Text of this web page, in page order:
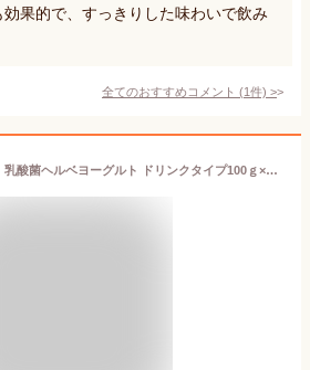
果的で、すっきりした味わいで飲み
全てのおすすめコメント (1件) >
雪印 メグミルク 乳酸菌ヘルベヨーグルト ドリンクタイプ100ｇ×24本 【クール便】